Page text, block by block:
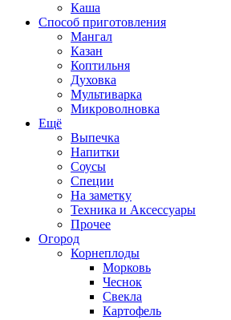
Каша
Способ приготовления
Мангал
Казан
Коптильня
Духовка
Мультиварка
Микроволновка
Ещё
Выпечка
Напитки
Соусы
Специи
На заметку
Техника и Аксессуары
Прочее
Огород
Корнеплоды
Морковь
Чеснок
Свекла
Картофель